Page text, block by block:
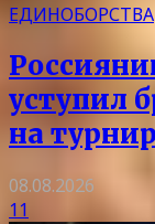
ЕДИНОБОРСТВА
уступил
на
08.08.2026
11